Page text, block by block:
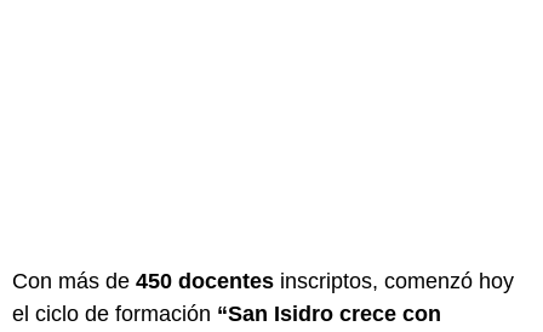
Con más de 450 docentes inscriptos, comenzó hoy
el ciclo de formación “San Isidro crece con